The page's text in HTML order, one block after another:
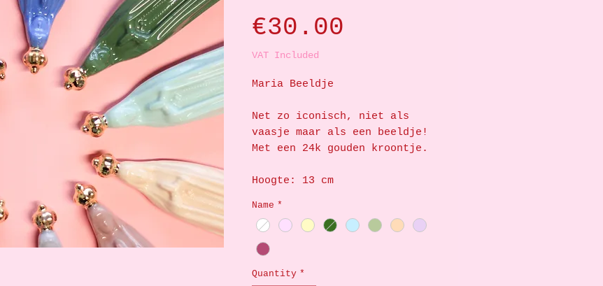
€30.00
VAT Included
Maria Beeldje
Net zo iconisch, niet als
vaasje maar als een beeldje!
Met een 24k gouden kroontje.
Hoogte: 13 cm
Name *
Quantity *